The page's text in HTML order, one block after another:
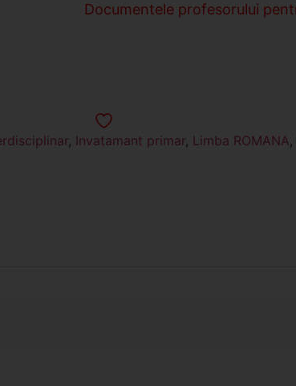
clasa a X-a
Documentele profesorului
, Invatamant primar, Limba ROMANA,